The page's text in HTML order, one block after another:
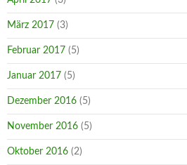
März 2017 (3)
Februar 2017 (5)
Januar 2017 (5)
Dezember 2016 (5)
November 2016 (5)
Oktober 2016 (2)